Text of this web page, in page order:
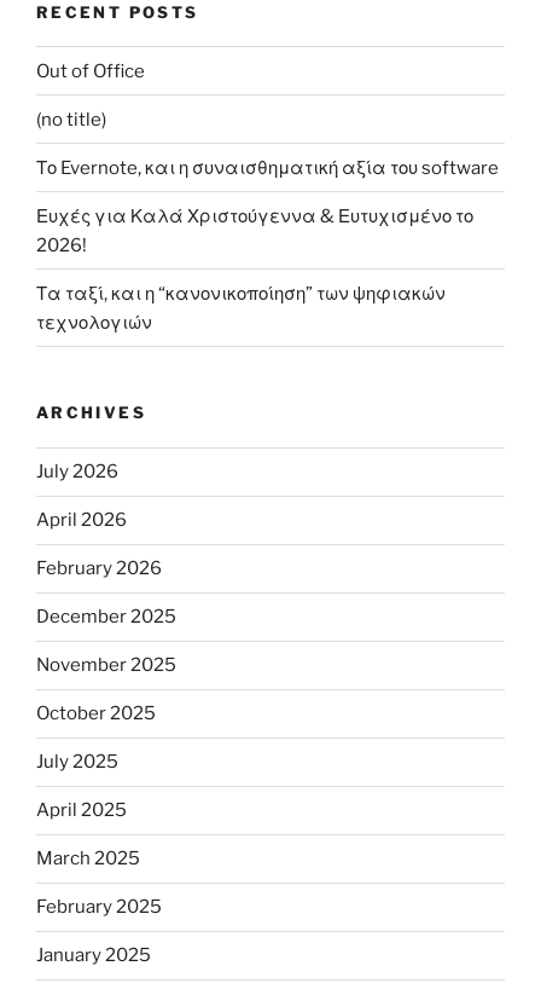
RECENT POSTS
Out of Office
(no title)
Το Evernote, και η συναισθηματική αξία του software
Ευχές για Καλά Χριστούγεννα & Ευτυχισμένο το
2026!
Τα ταξί, και η “κανονικοποίηση” των ψηφιακών
τεχνολογιών
ARCHIVES
July 2026
April 2026
February 2026
December 2025
November 2025
October 2025
July 2025
April 2025
March 2025
February 2025
January 2025